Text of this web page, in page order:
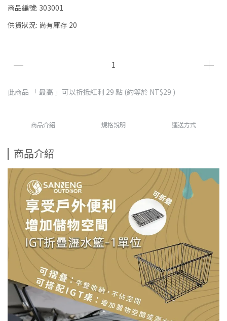
商品編號: 303001
供貨狀況: 尚有庫存 20
此商品 「 最高 」可以折抵紅利 29 點 (約等於 NT$29 )
商品介紹 規格說明 運送方式
商品介紹